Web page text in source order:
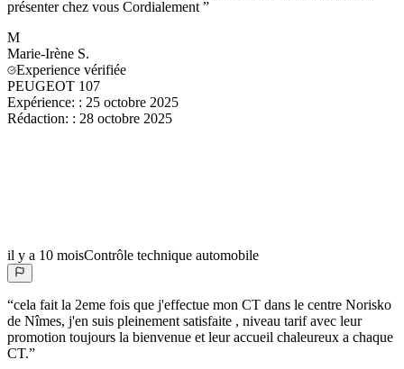
présenter chez vous Cordialement ”
M
Marie-Irène S.
Experience vérifiée
PEUGEOT 107
Expérience: : 25 octobre 2025
Rédaction: : 28 octobre 2025
il y a 10 moisContrôle technique automobile
“cela fait la 2eme fois que j'effectue mon CT dans le centre Norisko
de Nîmes, j'en suis pleinement satisfaite , niveau tarif avec leur
promotion toujours la bienvenue et leur accueil chaleureux a chaque
CT.”